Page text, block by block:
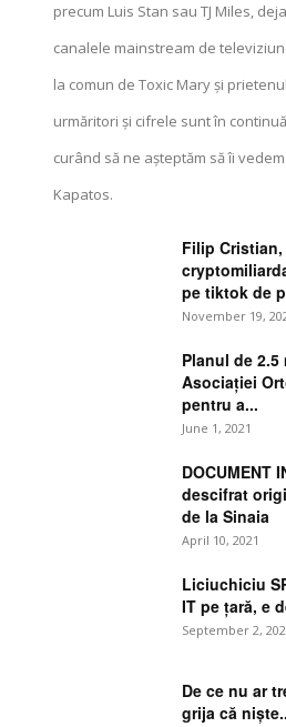
precum Luis Stan sau TJ Miles,
canalele mainstream de
la comun de Toxic Mary și
urmăritori și cifrele sunt în
curând să ne așteptăm să îi
Kapatos.
Filip Cristian,
pe tiktok de
November 19,
Planul de
Asociației
pentru a...
June 1, 2021
DOCUMENT
descifrat
de la Sinaia
April 10, 2021
Liciuchiciu
IT pe țară, e
September 2,
De ce nu ar
grija că